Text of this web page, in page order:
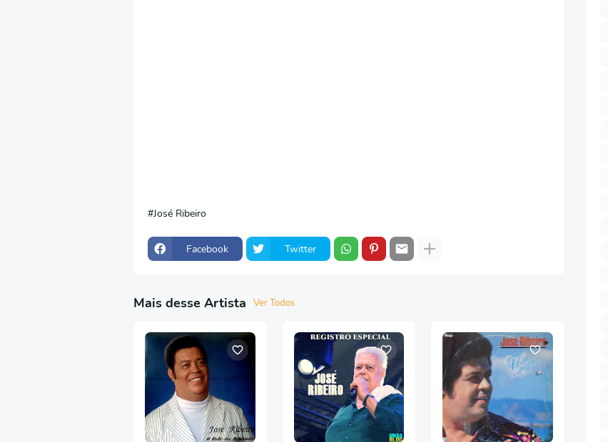
José Ribeiro
Facebook Twitter
Mais desse Artista Ver Todos